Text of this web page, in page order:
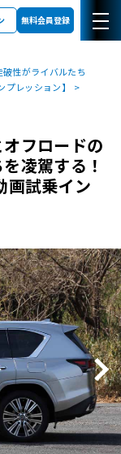
無料会員登録
性がライバルたち
レッション】
フロードの
凌駕する！
画試乗イン